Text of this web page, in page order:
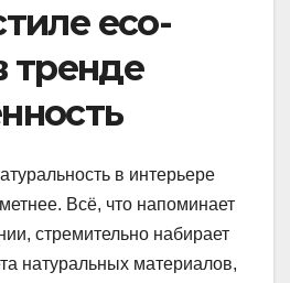
eco-
тренде
в интерьере
Всё, что напоминает
стремительно набирает
натуральных материалов,